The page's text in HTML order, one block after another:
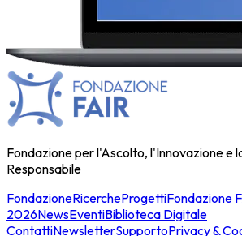
Fondazione per l'Ascolto, l'Innovazione e
Responsabile
FondazioneRicercheProgettiFondazione
2026NewsEventiBiblioteca Digitale
ContattiNewsletterSupportoPrivacy &